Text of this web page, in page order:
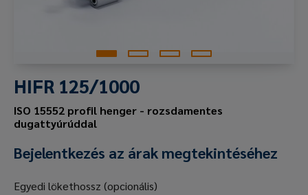
HIFR 125/1000
ISO 15552 profil henger - rozsdamentes
dugattyúrúddal
Bejelentkezés az árak megtekintéséhez
Egyedi lökethossz (opcionális)